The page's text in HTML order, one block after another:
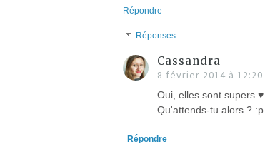
Répondre
Réponses
Cassandra
8 février 2014 à 12:20
Oui, elles sont supers ♥
Qu'attends-tu alors ?
Répondre